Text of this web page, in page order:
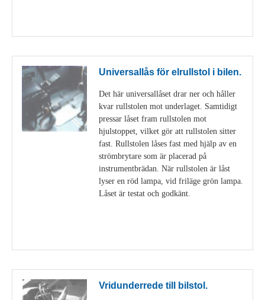
Universallås för elrullstol i bilen.
Det här universallåset drar ner och håller
kvar rullstolen mot underlaget. Samtidigt
pressar låset fram rullstolen mot
hjulstoppet, vilket gör att rullstolen sitter
fast. Rullstolen låses fast med hjälp av en
strömbrytare som är placerad på
instrumentbrädan. När rullstolen är låst
lyser en röd lampa, vid friläge grön lampa.
Låset är testat och godkänt.
Vridunderrede till bilstol.